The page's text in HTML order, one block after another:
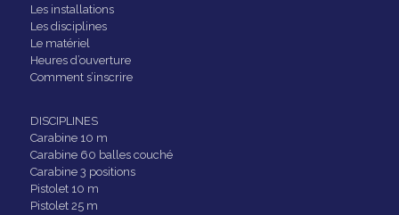
Les installations
Les disciplines
Le matériel
Heures d’ouverture
Comment s’inscrire
DISCIPLINES
Carabine 10 m
Carabine 60 balles couché
Carabine 3 positions
Pistolet 10 m
Pistolet 25 m